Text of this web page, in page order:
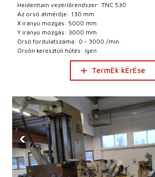
Heidenhain vezérlőrendszer: TNC 530
Az orsó átmérője: 130 mm
X irányú mozgás: 5000 mm
Y irányú mozgás: 3000 mm
Orsó fordulatszáma: 0 - 3000 /min.
Orsón keresztüli hűtés: igen
TermÉk kÉrÉse
‹